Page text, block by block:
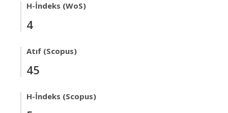
H-İndeks (WoS)
4
Atıf (Scopus)
45
H-İndeks (Scopus)